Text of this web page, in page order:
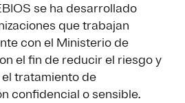
se ha desarrollado
que trabajan
con el Ministerio de
el fin de reducir el riesgo y
tratamiento de
confidencial o sensible.